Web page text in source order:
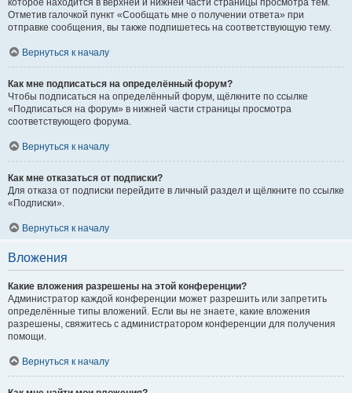
которое находится в верхней и нижней части страницы просмотра тем.
Отметив галочкой пункт «Сообщать мне о получении ответа» при
отправке сообщения, вы также подпишетесь на соответствующую тему.
Вернуться к началу
Как мне подписаться на определённый форум?
Чтобы подписаться на определённый форум, щёлкните по ссылке
«Подписаться на форум» в нижней части страницы просмотра
соответствующего форума.
Вернуться к началу
Как мне отказаться от подписки?
Для отказа от подписки перейдите в личный раздел и щёлкните по ссылке
«Подписки».
Вернуться к началу
Вложения
Какие вложения разрешены на этой конференции?
Администратор каждой конференции может разрешить или запретить
определённые типы вложений. Если вы не знаете, какие вложения
разрешены, свяжитесь с администратором конференции для получения
помощи.
Вернуться к началу